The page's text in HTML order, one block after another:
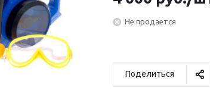
Не продается
Поделиться